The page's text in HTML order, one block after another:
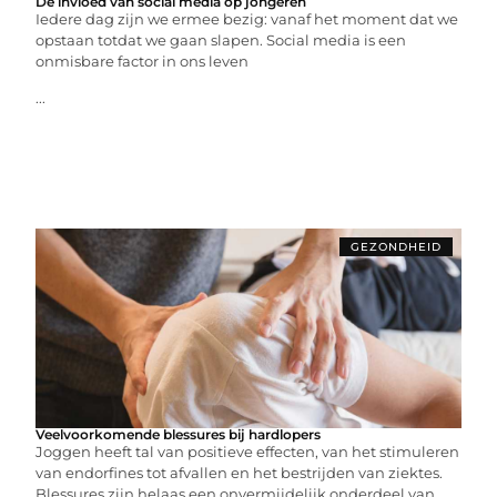
Iedere dag zijn we ermee bezig: vanaf het moment dat we
opstaan totdat we gaan slapen. Social media is een
onmisbare factor in ons leven
...
GEZONDHEID
Veelvoorkomende blessures bij hardlopers
Joggen heeft tal van positieve effecten, van het stimuleren
van endorfines tot afvallen en het bestrijden van ziektes.
Blessures zijn helaas een onvermijdelijk onderdeel van